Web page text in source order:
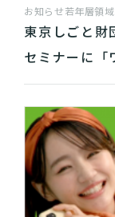
お知らせ若年層領域
東京しごと財
セミナーに「